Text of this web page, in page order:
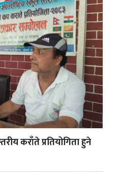
कराँते प्रतियोगिता हुने